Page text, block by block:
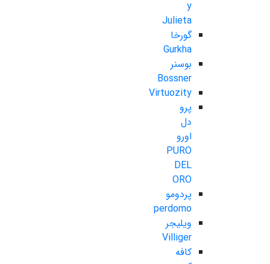
y
Julieta
گورخا
Gurkha
بوسنر
Bossner
Virtuozity
پرو
دل
اورو
PURO
DEL
ORO
پردومو
perdomo
ویلیجر
Villiger
کافه